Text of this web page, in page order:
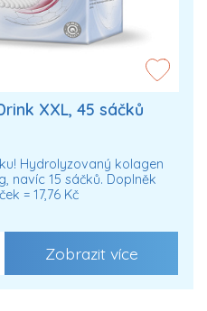
XXL, 45 sáčků
Hydrolyzovaný kolagen
navíc 15 sáčků. Doplněk
= 17,76 Kč
Zobrazit více